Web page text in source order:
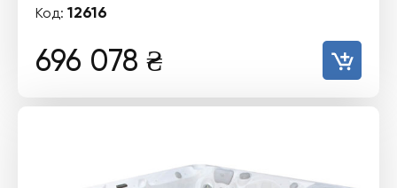
Код: 12616
696 078 ₴